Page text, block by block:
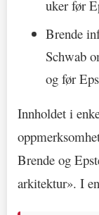
uker før
Brende
Schwab
og før
Innholdet i
Brende og
arkitektur». I